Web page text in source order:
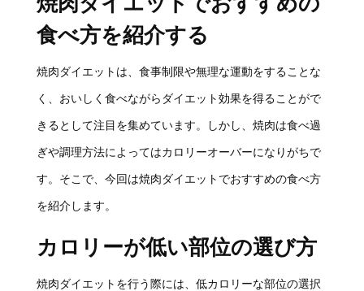
食べ方を紹介する
焼肉ダイエットは、食事制限や無理な運動をすることな
く、おいしく食べながらダイエット効果を得ることがで
きるとして注目を集めています。しかし、焼肉は食べ過
ぎや調理方法によってはカロリーオーバーになりがちで
す。そこで、今回は焼肉ダイエットでおすすめの食べ方
を紹介します。
カロリーが低い部位の選び方
焼肉ダイエットを行う際には、低カロリーな部位の選択